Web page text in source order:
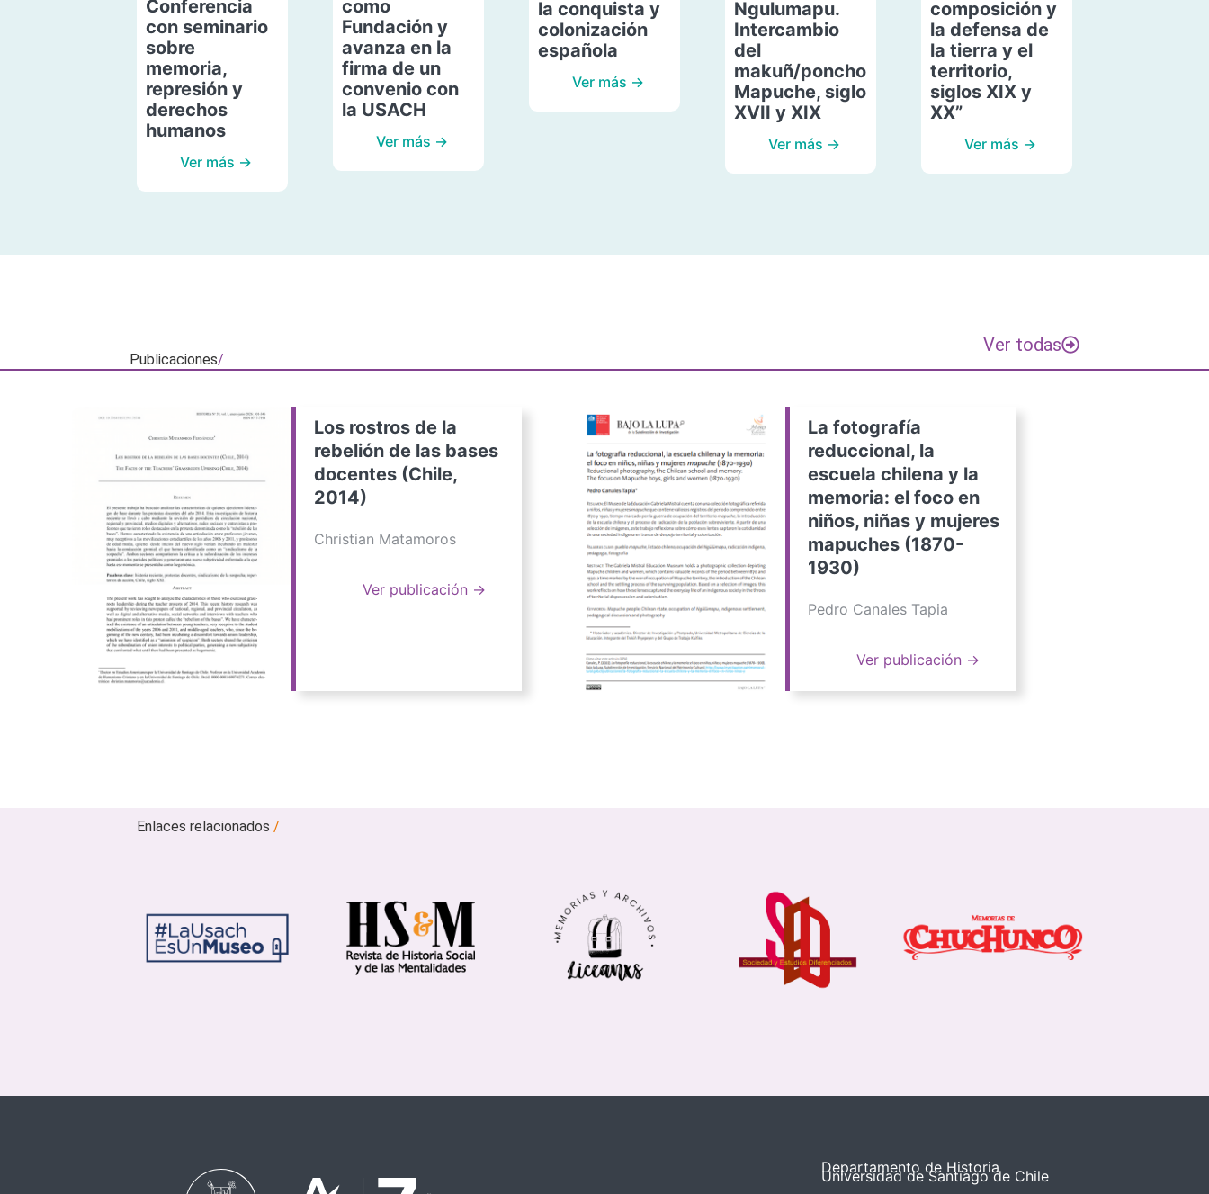
Conferencia
con seminario
sobre
memoria,
represión y
derechos
humanos
Ver más →
como
Fundación y
avanza en la
firma de un
convenio con
la USACH
Ver más →
la conquista y
colonización
española
Ver más →
Ngulumapu.
Intercambio
del
makuñ/poncho
Mapuche, siglo
XVII y XIX
Ver más →
composición y
la defensa de
la tierra y el
territorio,
siglos XIX y
XX”
Ver más →
Publicaciones/
Ver todas
Los rostros de la
rebelión de las bases
docentes (Chile,
2014)
Christian Matamoros
Ver publicación →
La fotografía
reduccional, la
escuela chilena y la
memoria: el foco en
niños, niñas y mujeres
mapuches (1870-
1930)
Pedro Canales Tapia
Ver publicación →
Enlaces relacionados/
Departamento de Historia
Universidad de Santiago de Chile